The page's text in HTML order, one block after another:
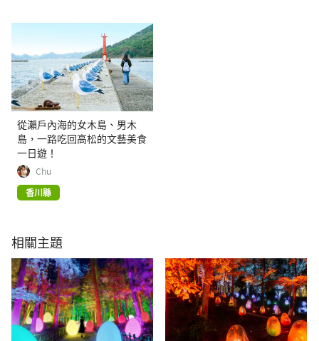
從瀨戶內海的女木島、男木
島，一路吃回高松的文藝美食
一日遊！
Chu
香川縣
相關主題